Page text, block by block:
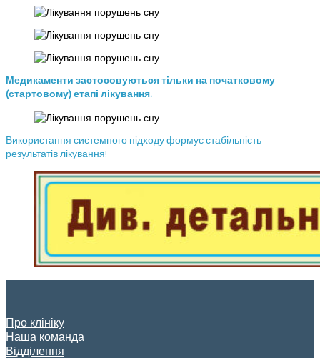
Медикаменти застосовуються тільки на початковому
(стартовому) етапі лікування.
Використання системного підходу формує стабільність
результатів лікування!
Про клініку
Наша команда
Відділення